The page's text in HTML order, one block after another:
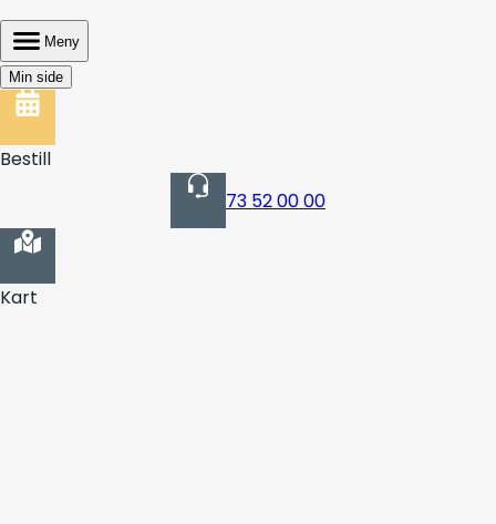
Meny
Min side
Bestill
73 52 00 00
Kart